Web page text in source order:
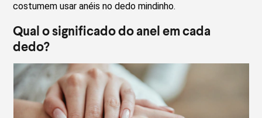
costumem usar anéis no dedo mindinho.
Qual o significado do anel em cada
dedo?